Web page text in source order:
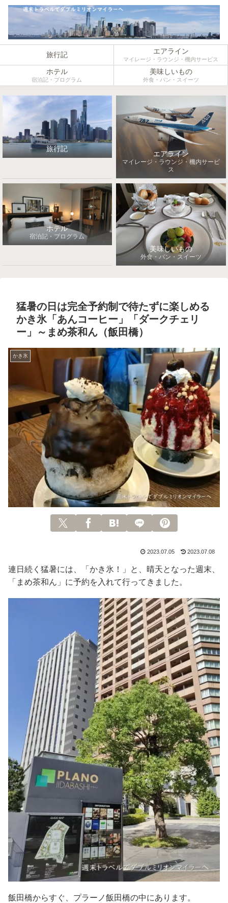
旅行記 エアライン
マイレージ・ラウンジ・機内サービス
ホテル
宿泊記・プログラム
美味しいもの
外食・パン・スイーツ
旅行記
エアライン
マイレージ・ラウンジ・機内サービ
ス
ホテル
宿泊記・プログラム
美味しいもの
外食・パン・スイーツ
猛暑の日は完全予約制で待たずに楽しめる
かき氷「あんコーヒー」「ダークチェリ
ー」～まめ茶和ん（飯田橋）
かき氷
2023.07.05 2023.07.08
連日続く猛暑には、「かき氷！」と、晴天となった週末、
「まめ茶和ん」に予約を入れて行ってきました。
飯田橋からすぐ、プラーノ飯田橋の中にあります。